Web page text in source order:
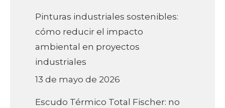
Pinturas industriales sostenibles:
cómo reducir el impacto
ambiental en proyectos
industriales
13 de mayo de 2026
Escudo Térmico Total Fischer: no